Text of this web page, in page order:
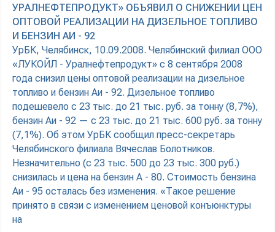
УРАЛНЕФТЕПРОДУКТ» ОБЪЯВИЛ О СНИЖЕНИИ ЦЕН
ОПТОВОЙ РЕАЛИЗАЦИИ НА ДИЗЕЛЬНОЕ ТОПЛИВО
И БЕНЗИН АИ - 92
УрБК, Челябинск, 10.09.2008. Челябинский филиал ООО
«ЛУКОЙЛ - Уралнефтепродукт» с 8 сентября 2008
года снизил цены оптовой реализации на дизельное
топливо и бензин Аи - 92. Дизельное топливо
подешевело с 23 тыс. до 21 тыс. руб. за тонну (8,7%),
бензин Аи - 92 — с 23 тыс. до 21 тыс. 600 руб. за тонну
(7,1%). Об этом УрБК сообщил пресс-секретарь
Челябинского филиала Вячеслав Болотников.
Незначительно (с 23 тыс. 500 до 23 тыс. 300 руб.)
снизилась и цена на бензин А - 80. Стоимость бензина
Аи - 95 осталась без изменения. «Такое решение
принято в связи с изменением ценовой конъюнктуры
на